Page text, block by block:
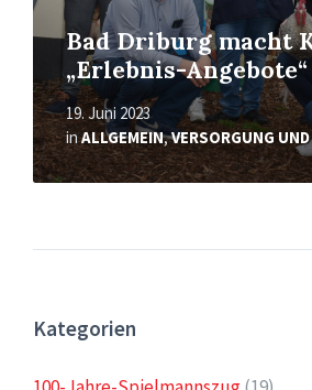
Bad Driburg macht
„Erlebnis-Angebote“
19. Juni 2023
inALLGEMEIN,VERSORGUNG
Kategorien